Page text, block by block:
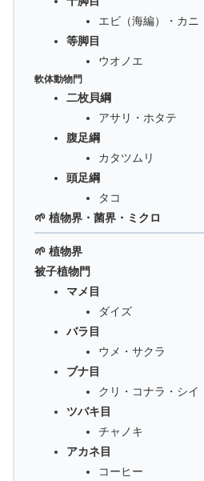
エビ（海編）・カニ
等脚目
ウオノエ
軟体動物門
二枚貝綱
アサリ・ホタテ
腹足綱
カタツムリ
頭足綱
タコ
🌱 植物界・菌界・ミクロ
🌱 植物界
被子植物門
マメ目
ダイズ
バラ目
ウメ・サクラ
ブナ目
クリ・コナラ・シイ
ツバキ目
チャノキ
アカネ目
コーヒー